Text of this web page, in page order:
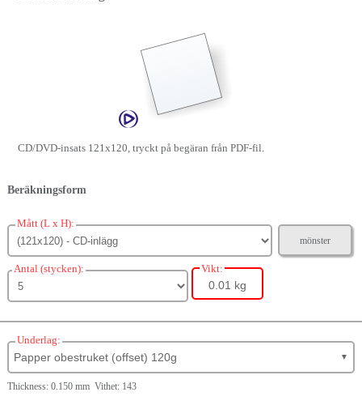
CD/DVD-insats 121x120, tryckt på begäran från PDF-fil.
Beräkningsform
Mått (L x H):
mönster
Antal (stycken): Vikt:
0.01 kg
Underlag:
Papper obestruket (offset) 120g ▼
Thickness: 0.150 mm Vithet: 143